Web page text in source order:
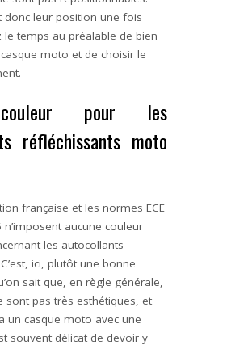
donc leur position une fois
le temps au préalable de bien
moto et de choisir le
pour les
réfléchissants moto
française et les normes ECE
n’imposent aucune couleur
les autocollants
ici, plutôt une bonne
sait que, en règle générale,
sont pas très esthétiques, et
un casque moto avec une
souvent délicat de devoir y